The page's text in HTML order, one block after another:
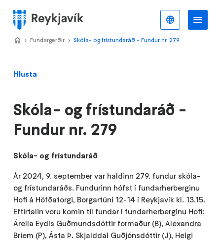
meginefni
Valmynd
Hlusta
Skóla- og frístundaráð -
Fundur nr. 279
Skóla- og frístundaráð
Ár 2024, 9. september var haldinn 279. fundur skóla-
og frístundaráðs. Fundurinn hófst í fundarherberginu
Hofi á Höfðatorgi, Borgartúni 12-14 í Reykjavík kl. 13.15.
Eftirtalin voru komin til fundar í fundarherberginu Hofi:
Árelía Eydís Guðmundsdóttir formaður (B), Alexandra
Briem (P), Ásta Þ. Skjalddal Guðjónsdóttir (J), Helgi
Home
>
Fundargerðir >
Skóla- og frístundaráð - Fundur nr. 279
Íslenska